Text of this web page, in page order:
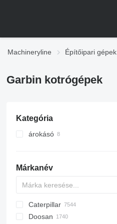
Machineryline Építőipari gépek
Garbin kotrógépek
Kategória
árokásó
Márkanév
AX
140W
150W
BC
MC
323
325
90
180
CK
440
570
Caterpillar
120
CF
S-series
DX
R-series
Doosan